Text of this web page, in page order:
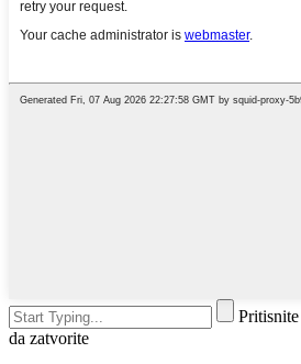
da zatvorite